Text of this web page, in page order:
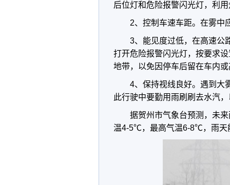
后位灯和危险报警闪光灯，利
2、控制车速车距。在雾中
3、能见度过低，在高速公
打开危险报警闪光灯，按要求
地带，以免因停车后留在车内
4、保持视线良好。遇到大
此行驶中要勤用雨刷刷去水汽
据贺州市气象台预测，未
温4-5℃，最高气温6-8℃，雨天